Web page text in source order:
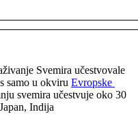
Svemira učestvovale
samo u okviru Evropske
svemira učestvuje oko 30
Indija